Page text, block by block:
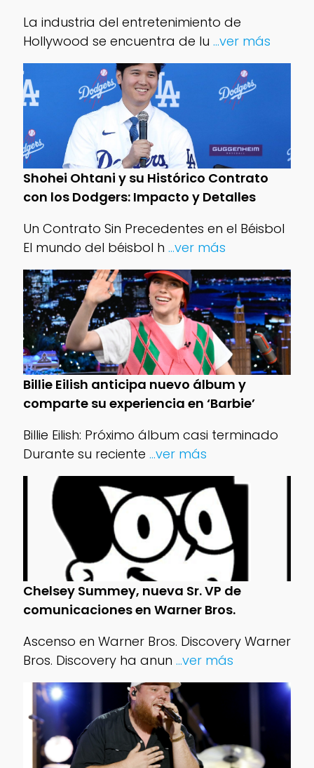
La industria del entretenimiento de
Hollywood se encuentra de lu ...ver más
Shohei Ohtani y su Histórico Contrato
con los Dodgers: Impacto y Detalles
Un Contrato Sin Precedentes en el Béisbol
El mundo del béisbol h ...ver más
Billie Eilish anticipa nuevo álbum y
comparte su experiencia en ‘Barbie’
Billie Eilish: Próximo álbum casi terminado
Durante su reciente ...ver más
Chelsey Summey, nueva Sr. VP de
comunicaciones en Warner Bros.
Ascenso en Warner Bros. Discovery Warner
Bros. Discovery ha anun ...ver más